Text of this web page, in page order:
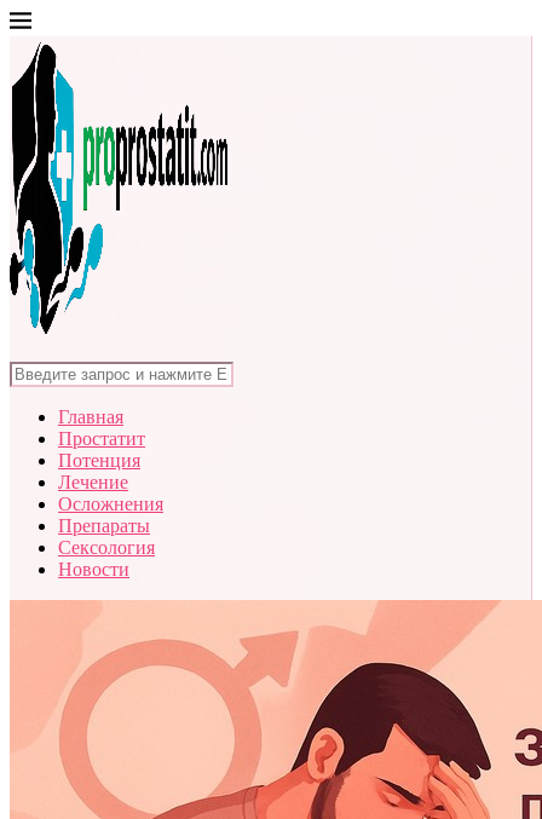
Главная
Простатит
Потенция
Лечение
Осложнения
Препараты
Сексология
Новости